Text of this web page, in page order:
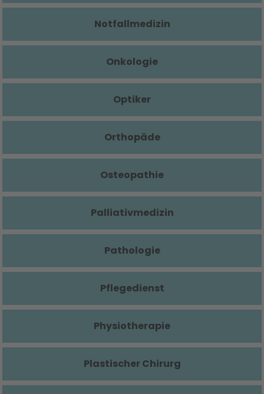
Notfallmedizin
Onkologie
Optiker
Orthopäde
Osteopathie
Palliativmedizin
Pathologie
Pflegedienst
Physiotherapie
Plastischer Chirurg